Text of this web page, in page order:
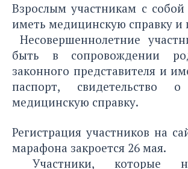
Взрослым участникам с собой
иметь медицинскую справку и
Несовершеннолетние
быть в сопровождении
законного представителя и
паспорт, свидетельство
медицинскую справку.
Регистрация участников на
марафона закроется 26 мая.
Участники, которые